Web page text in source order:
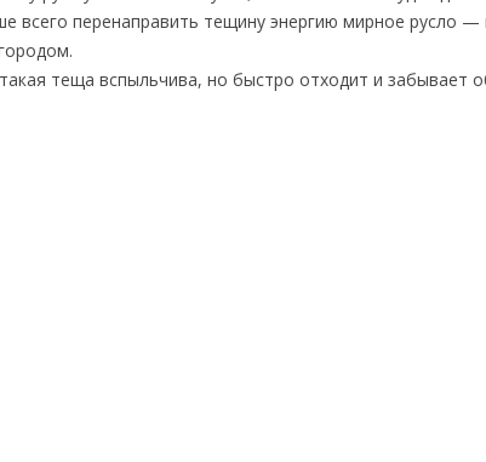
всего перенаправить тещину энергию мирное русло
теща вспыльчива, но быстро отходит и забывает